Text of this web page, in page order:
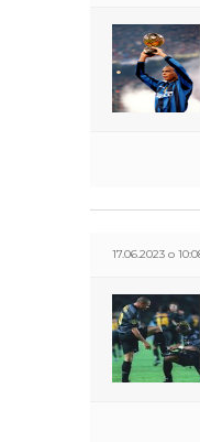
17.06.2023 o